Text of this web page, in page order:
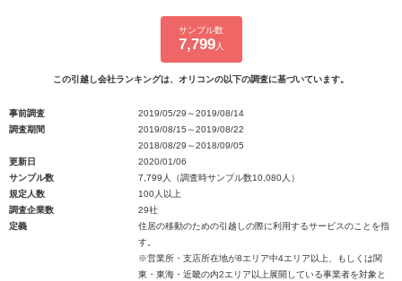
サンプル数
7,799人
この引越し会社ランキングは、オリコンの以下の調査に基づいています。
事前調査
2019/05/29～2019/08/14
調査期間
2019/08/15～2019/08/22
2018/08/29～2018/09/05
更新日
2020/01/06
サンプル数
7,799人（調査時サンプル数10,080人）
規定人数
100人以上
調査企業数
29社
定義
住居の移動のための引越しの際に利用するサービスのことを指
す。
※営業所・支店所在地が8エリア中4エリア以上、もしくは関
東・東海・近畿の内2エリア以上展開している事業者を対象と